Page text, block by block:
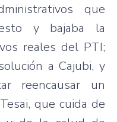
que
y bajaba la
reales del PTI;
a Cajubi, y
reencausar un
que cuida de